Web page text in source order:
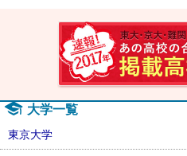
大学一覧
東京大学